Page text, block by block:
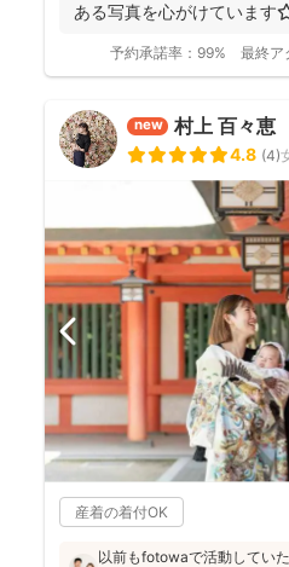
ある写真を心がけています
予約承諾率： 99% 最終ア
new 村上 百々恵
4.8 (4)
産着の着付OK
以前もfotowaで活動してい